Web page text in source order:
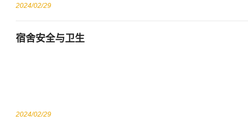
2024/02/29
宿舍安全与卫生
2024/02/29